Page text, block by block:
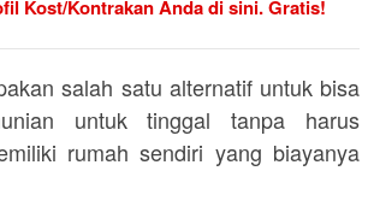
Kost/Kontrakan Anda di sini. Gratis!
salah satu alternatif untuk bisa
untuk tinggal tanpa harus
rumah sendiri yang biayanya